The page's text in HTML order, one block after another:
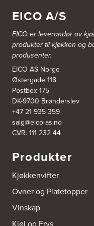
Tel.:99228877
Bergen
Hellevegen 228
5039 Bergen
Tel.:55-395060
Bjerkreim Trelast AS
Nesjane 7, Vikeså
4389 Vikeså
Tel.:51-454050
http://
Bjerks
4325 Sandnes
Bjørnådal AS
Nordahl Griegsgt 8
EICO A/S
EICO er leverandør av
produkter til kjøkken og
produsenter.
EICO AS Norge
Østergade 118
Postbox 175
DK-9700 Brønderslev
+47 21 935 359
salg@eico-as.no
CVR: 111 232 44
Produkter
Kjøkkenvifter
Ovner og Platetopper
Vinskap